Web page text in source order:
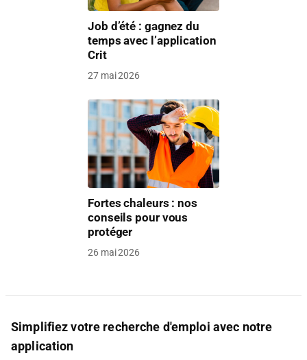
Job d’été : gagnez du
temps avec l’application
Crit
27 mai 2026
Fortes chaleurs : nos
conseils pour vous
protéger
26 mai 2026